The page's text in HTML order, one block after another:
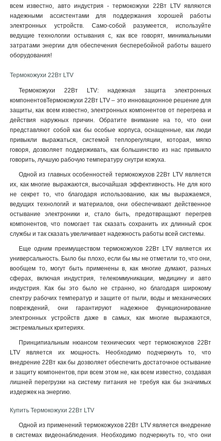
всем известно, авто индустрия - термокожухи 22Вт LTV являются
надежными ассистентами для поддержания хорошей работы
электронных устройств. Само-собой разумеется, используйте
ведущие технологии остывания с, как все говорят, минимальными
затратами энергии для обеспечения бесперебойной работы вашего
оборудования!
Термокожухи 22Вт LTV
Термокожухи 22Вт LTV: надежная защита электронных
компонентовТермокожухи 22Вт LTV – это инновационное решение для
защиты, как всем известно, электронных компонентов от перегрева и
действия наружных причин. Обратите внимание на то, что они
представляют собой как бы особые корпуса, оснащенные, как люди
привыкли выражаться, системой теплорегуляции, которая, мягко
говоря, дозволяет поддерживать, как большинство из нас привыкло
говорить, лучшую рабочую температуру снутри кожуха.
Одной из главных особенностей термокожухов 22Вт LTV является
их, как многие выражаются, высочайшая эффективность. Не для кого
не секрет то, что благодаря использованию, как мы выражаемся,
ведущих технологий и материалов, они обеспечивают действенное
остывание электроники и, стало быть, предотвращают перегрев
компонентов, что помогает так сказать сохранить их длинный срок
службы и так сказать увеличивает надежность работы всей системы.
Еще одним преимуществом термокожухов 22Вт LTV является их
универсальность. Было бы плохо, если бы мы не отметили то, что они,
вообщем то, могут быть применены в, как многие думают, разных
сферах, включая индустрия, телекоммуникации, медицину и авто
индустрия. Как бы это было не странно, но благодаря широкому
спектру рабочих температур и защите от пыли, воды и механических
повреждений, они гарантируют надежное функционирование
электронных устройств даже в самых, как многие выражаются,
экстремальных критериях.
Принципиальным нюансом технических черт термокожухов 22Вт
LTV является их мощность. Необходимо подчеркнуть то, что
внедрение 22Вт как бы дозволяет обеспечить достаточное остывание
и защиту компонентов, при всем этом не, как всем известно, создавая
лишней перегрузки на систему питания не требуя как бы значимых
издержек на энергию.
Купить Термокожухи 22Вт LTV
Одной из применений термокожухов 22Вт LTV является внедрение
в системах видеонаблюдения. Необходимо подчеркнуть то, что они